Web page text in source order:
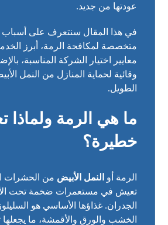
عودتها من جديد.
في هذا المقال سنتعرف على أسباب
متخصصة لمكافحة الرمة، أبرز
معايير اختيار الشركة المناسبة،
وقائية لحماية المنازل من النمل
الطويل.
ما هي الرمة ولماذا
خطيرة؟
الرمة أو النمل الأبيض من الحشرات
تعيش في مستعمرات ضخمة تحت
الجدران. غذاؤها الأساسي هو
الخشب والورق والأقمشة، ما يجعلها